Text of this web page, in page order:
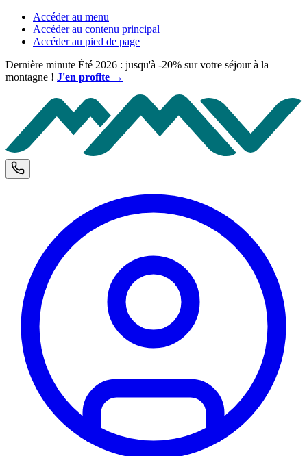
Accéder au menu
Accéder au contenu principal
Accéder au pied de page
Dernière minute Été 2026 : jusqu'à -20% sur votre séjour à la
montagne ! J'en profite →
Téléphone et horaires d'ouverture